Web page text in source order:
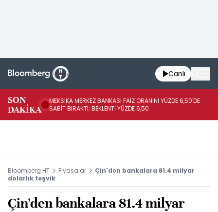
Canlı
SON
DAKİKA
MEKSİKA MERKEZ BANKASI FAİZ ORANINI YÜZDE 6,50'DE
SABİT BIRAKTI; BEKLENTİ YÜZDE 6,50
Bloomberg HT Piyasalar
Çin'den bankalara 81.4 milyar
dolarlık teşvik
Çin'den bankalara 81.4 milyar